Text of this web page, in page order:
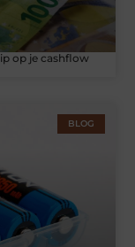
op je cashflow
BLOG